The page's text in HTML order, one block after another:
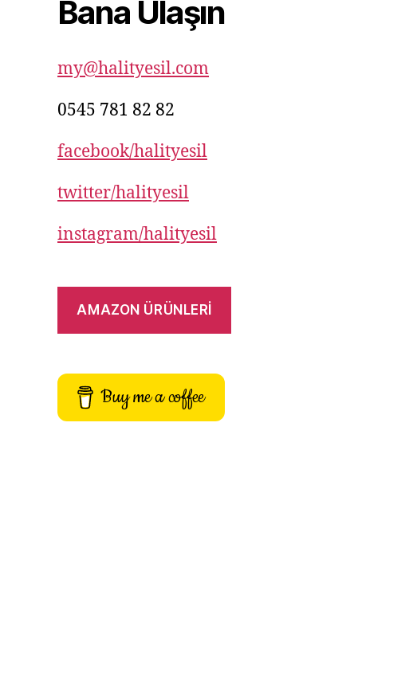
Bana Ulaşın
my@halityesil.com
0545 781 82 82
facebook/halityesil
twitter/halityesil
instagram/halityesil
AMAZON ÜRÜNLERİ
Buy me a coffee